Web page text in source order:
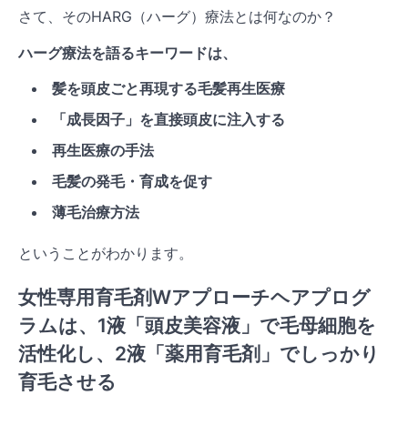
さて、そのHARG（ハーグ）療法とは何なのか？
ハーグ療法を語るキーワードは、
髪を頭皮ごと再現する毛髪再生医療
「成長因子」を直接頭皮に注入する
再生医療の手法
毛髪の発毛・育成を促す
薄毛治療方法
ということがわかります。
女性専用育毛剤Wアプローチヘアプログ
ラムは、1液「頭皮美容液」で毛母細胞を
活性化し、2液「薬用育毛剤」でしっかり
育毛させる